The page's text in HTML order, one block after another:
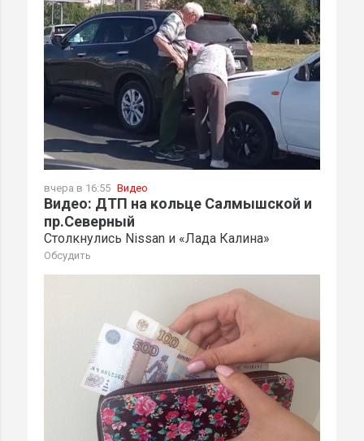
вчера в 16:55 Видео
Видео: ДТП на кольце Салмышской и
пр.Северный
Столкнулись Nissan и «Лада Калина»
Обсудить